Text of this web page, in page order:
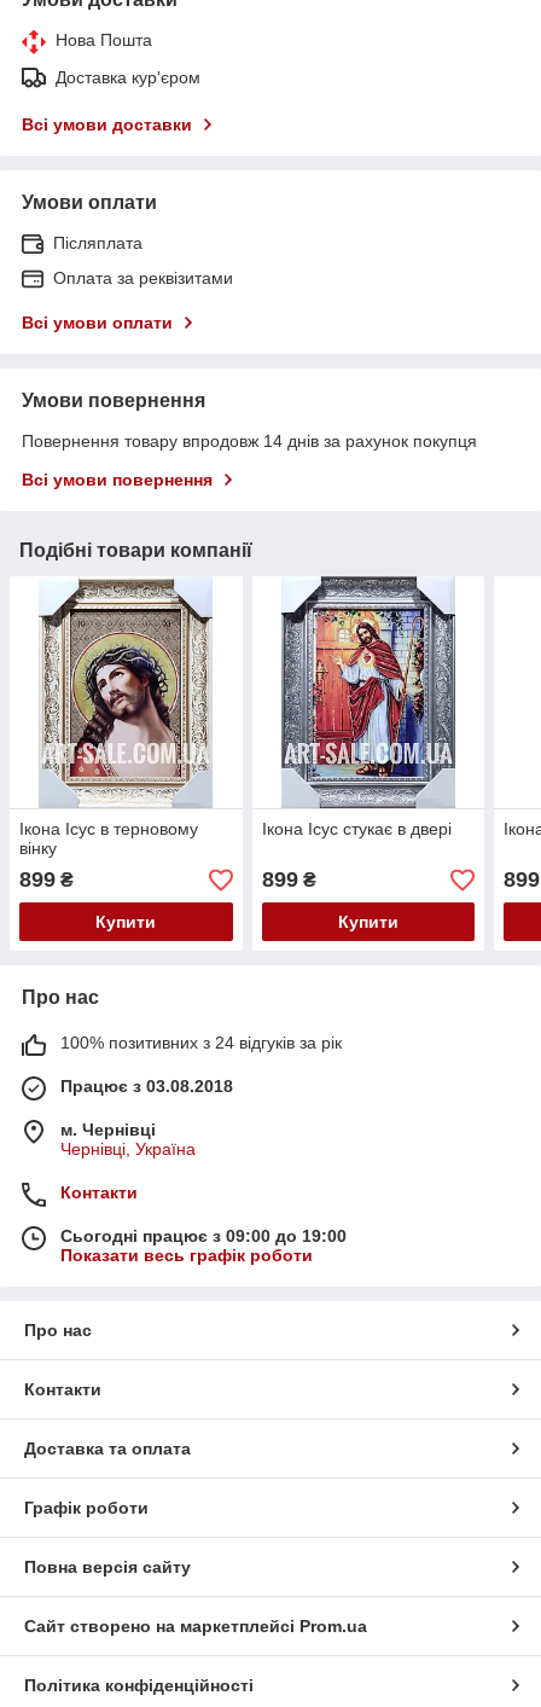
Нова Пошта
Доставка кур'єром
Всі умови доставки
Умови оплати
Післяплата
Оплата за реквізитами
Всі умови оплати
Умови повернення
Повернення товару впродовж 14 днів за рахунок покупця
Всі умови повернення
Подібні товари компанії
Ікона Ісус в терновому
вінку
899 ₴
Купити
Ікона Ісус стукає в двері
899₴
Купити
899
Про нас
100% позитивних з 24 відгуків за рік
Працює з 03.08.2018
м. Чернівці
Чернівці, Україна
Контакти
Сьогодні працює з 09:00 до 19:00
Показати весь графік роботи
Про нас
Контакти
Доставка та оплата
Графік роботи
Повна версія сайту
Сайт створено на маркетплейсі Prom.ua
Політика конфіденційності